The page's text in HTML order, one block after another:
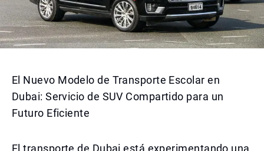
El Nuevo Modelo de Transporte Escolar en
Dubai: Servicio de SUV Compartido para un
Futuro Eficiente
El transporte de Dubai está experimentando una